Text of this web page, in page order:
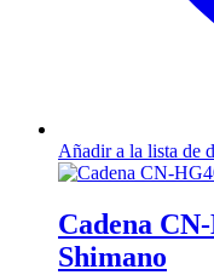
Añadir a la lista de
Cadena
Shimano